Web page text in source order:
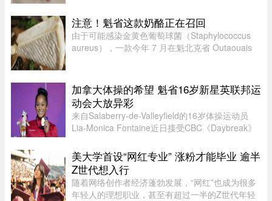
科医生陈欣湄在Facebook专页发文 ...
注意！魁省这款奶酪正在召回
由于可能感染金黄色葡萄球菌（Staphylococcus
aureus），一款今年 7 月在魁北克省 Outaouais
的产品为 2026 年 7 月 9 日至 ...
加拿大体操的希望 魁省16岁新星英联邦运
动会大放异彩
来自Salaberry-de-Valleyfield的16岁体操运动员
Lia-Monica Fontaine近日接受CBC《Daybreak》
历。这位魁省年轻选手在国际舞台上表现惊艳，一
举获得4枚奖牌。Fontaine代 ...
美大学首设“网红专业” 涨粉才能毕业 逾半
Z世代想入行
随着网络创作者经济蓬勃发展，“网红”也成为很多
年轻人的理想职业，甚至有超过一半的Z世代年轻